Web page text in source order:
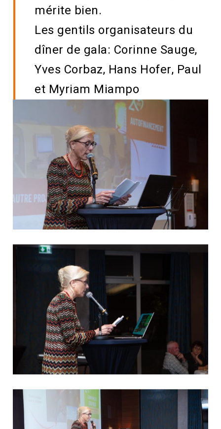
mérite bien.
Les gentils organisateurs du
dîner de gala: Corinne Sauge,
Yves Corbaz, Hans Hofer, Paul
et Myriam Miampo